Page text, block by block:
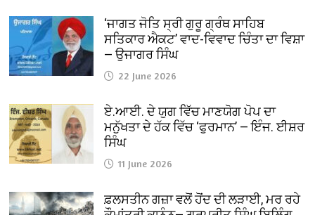
‘ਜਾਗਤ ਜੋਤਿ ਸ੍ਰੀ ਗੁਰੂ ਗ੍ਰੰਥ ਸਾਹਿਬ
ਸਤਿਕਾਰ ਐਕਟ’ ਵਾਦ-ਵਿਵਾਦ ਚਿੰਤਾ ਦਾ ਵਿਸ਼ਾ
— ਉਜਾਗਰ ਸਿੰਘ
22 June 2026
ਏ.ਆਈ. ਦੇ ਯੁਗ ਵਿੱਚ ਮਾਣਯੋਗ ਪੋਪ ਦਾ
ਮਨੁੱਖਤਾ ਦੇ ਹੱਕ ਵਿੱਚ ‘ਫੁਰਮਾਨ’ — ਇੰਜ. ਈਸ਼ਰ
ਸਿੰਘ
11 June 2026
ਫ਼ਲਸਤੀਨ ਗਜ਼ਾ ਵਲੋਂ ਹੋਂਦ ਦੀ ਲੜਾਈ, ਮਰ ਰਹੇ